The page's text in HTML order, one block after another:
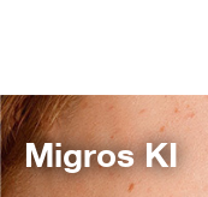
Migros KI